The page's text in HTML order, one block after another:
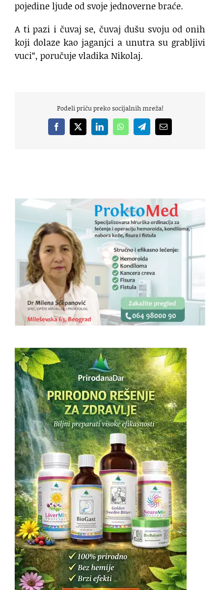
pojedine ljude od svoje jednoverne braće.
A ti pazi i čuvaj se, čuvaj dušu svoju od onih
koji dolaze kao jaganjci a unutra su grabljivi
vuci“, poručuje vladika Nikolaj.
Podeli priču preko socijalnih mreža!
Facebook
X LinkedInWhatsAppTelegramEmail